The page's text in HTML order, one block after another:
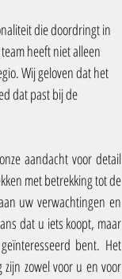
die doordringt in
heeft niet alleen
Wij geloven dat het
dat past bij de
aandacht voor detail
met betrekking tot de
uw verwachtingen en
dat u iets koopt, maar
bent. Het
zowel voor u en voor